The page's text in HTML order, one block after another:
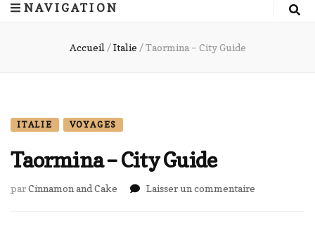
NAVIGATION
Accueil / Italie / Taormina – City Guide
ITALIE VOYAGES
Taormina – City Guide
parCinnamon and Cake Laisser un commentaire